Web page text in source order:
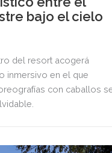
bajo el cielo
del resort acogerá
inmersivo en el que
con caballos